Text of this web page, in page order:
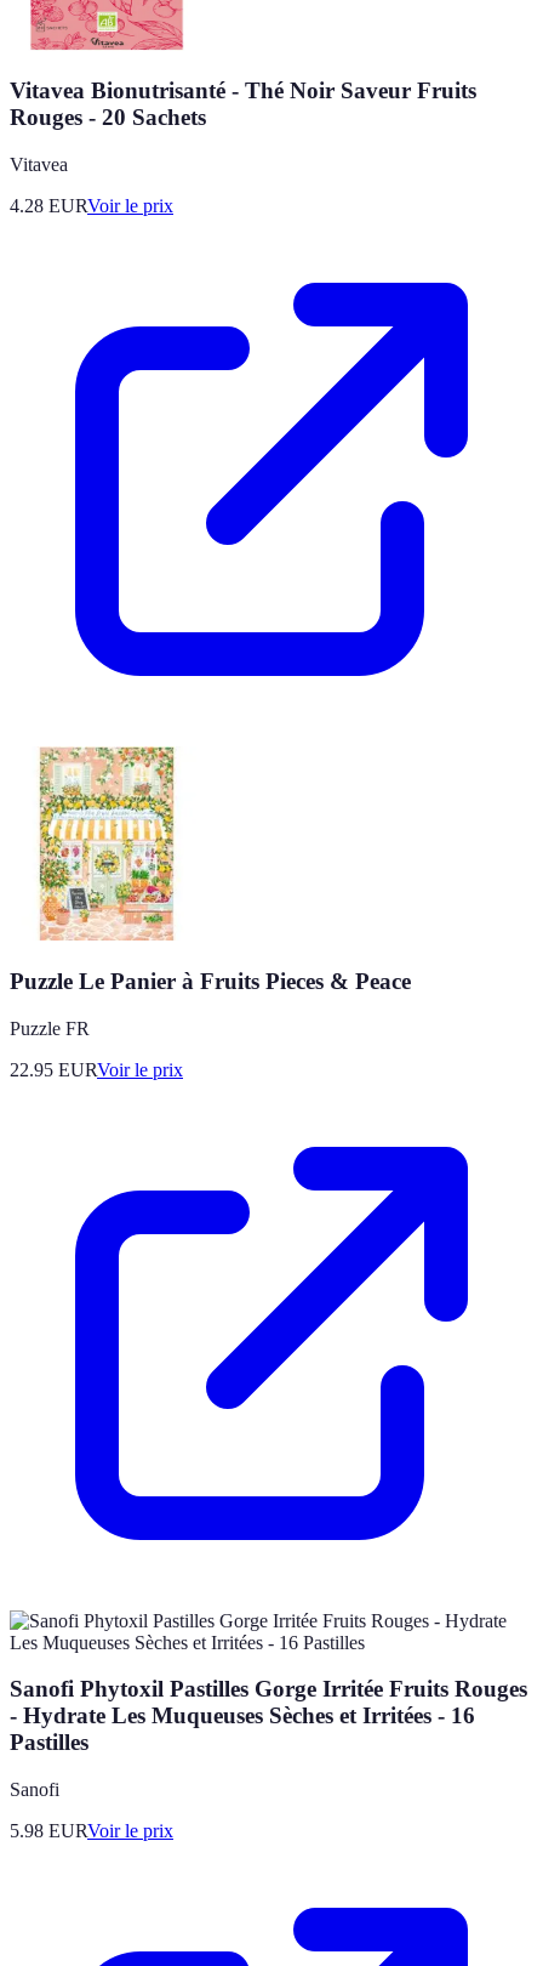
Vitavea Bionutrisanté - Thé Noir Saveur Fruits
Rouges - 20 Sachets
Vitavea
4.28 EURVoir le prix
Puzzle Le Panier à Fruits Pieces & Peace
Puzzle FR
22.95 EURVoir le prix
Sanofi Phytoxil Pastilles Gorge Irritée Fruits Rouges
- Hydrate Les Muqueuses Sèches et Irritées - 16
Pastilles
Sanofi
5.98 EURVoir le prix